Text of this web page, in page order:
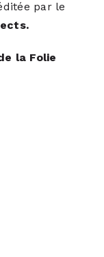
par le
la Folie